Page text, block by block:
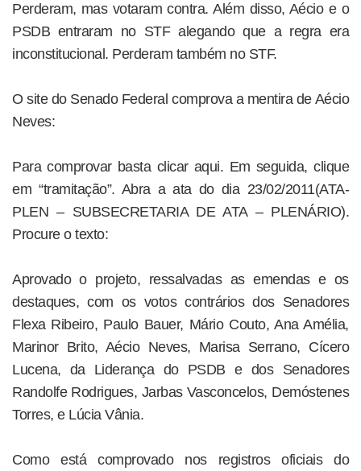
Perderam, mas votaram contra. Além disso, Aécio e o
PSDB entraram no STF alegando que a regra era
inconstitucional. Perderam também no STF.
O site do Senado Federal comprova a mentira de Aécio
Neves:
Para comprovar basta clicar aqui. Em seguida, clique
em “tramitação”. Abra a ata do dia 23/02/2011(ATA-
PLEN – SUBSECRETARIA DE ATA – PLENÁRIO).
Procure o texto:
Aprovado o projeto, ressalvadas as emendas e os
destaques, com os votos contrários dos Senadores
Flexa Ribeiro, Paulo Bauer, Mário Couto, Ana Amélia,
Marinor Brito, Aécio Neves, Marisa Serrano, Cícero
Lucena, da Liderança do PSDB e dos Senadores
Randolfe Rodrigues, Jarbas Vasconcelos, Demóstenes
Torres, e Lúcia Vânia.
Como está comprovado nos registros oficiais do